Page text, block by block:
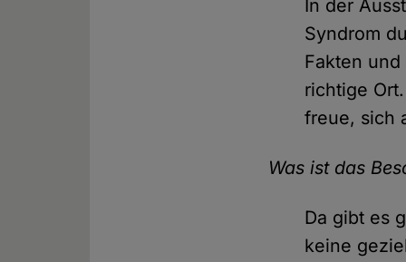
In der
Syndrom
Fakten
richtige
freue, sich
Was ist das
Da gibt es
keine